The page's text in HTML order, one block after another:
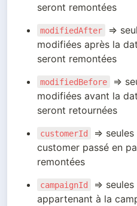
seront remontées
modifiedAfter
⇒
modifiées après la
seront remontées
modifiedBefore
⇒
modifiées avant la
seront retournées
customerId
⇒ seules
customer passé en
remontées
campaignId
⇒
appartenant à la